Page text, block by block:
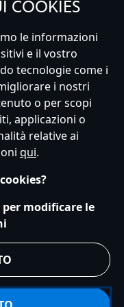
bisogno di comfort! La
di cristallo di
notte include
personaggi del cuore.
a temaWish
le pantofole in
diSpider Man
Mappa del Sito
generali
COOKIES
le informazioni
e il vostro
tecnologie come i
i nostri
o per scopi
applicazioni o
relative ai
qui.
per modificare le